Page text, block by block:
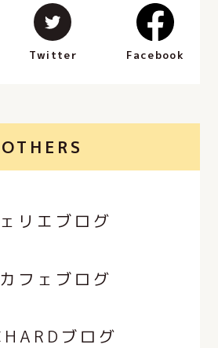
Twitter Facebook
OTHERS
リエブログ
フェブログ
ブログ